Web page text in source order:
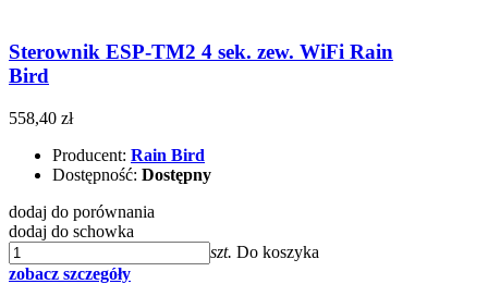
Sterownik ESP-TM2 4 sek. zew. WiFi Rain
Bird
558,40 zł
Producent: Rain Bird
Dostępność: Dostępny
dodaj do porównania
dodaj do schowka
szt. Do koszyka
zobacz szczegóły